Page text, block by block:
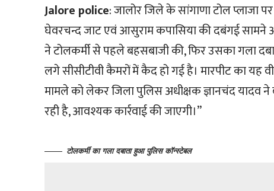
Jalore police: जालोर जिले के सांगाणा टोल प्लाजा
घेवरचन्द जाट एवं आसुराम कपासिया की दबंगई सामने
ने टोलकर्मी से पहले बहसबाजी की, फिर उसका गला
लगे सीसीटीवी कैमरों में कैद हो गई है। मारपीट का यह
मामले को लेकर जिला पुलिस अधीक्षक ज्ञानचंद यादव
रही है, आवश्यक कार्रवाई की जाएगी।”
टोलकर्मी का गला दबाता हुआ पुलिस कॉन्स्टेबल